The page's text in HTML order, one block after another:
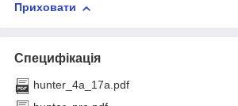
Приховати
Специфікація
hunter_4a_17a.pdf